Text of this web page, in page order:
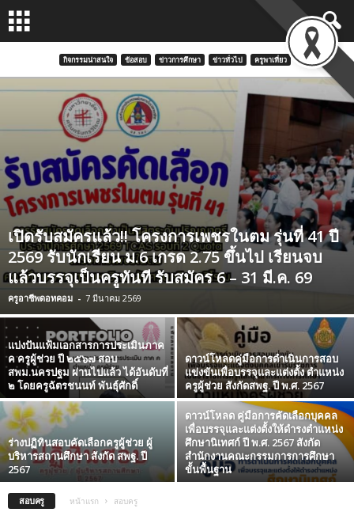
กิจกรรมน่าสนใจ ข้อสอบ ข่าวการศึกษา ข่าวทั่วไป ครูพาเที่ยว
เปิดรับสมัครแล้ว!! โครงการเพชรในตม รุ่นที่ 41 ปี
2569 รับนักเรียน ม.6 เกรด 2.75 ขึ้นไป เรียนจบ
แล้วบรรจุเป็นครูทันที รับสมัคร 6 – 31 มี.ค. 69
ครูอาชีพดอทคอม - 7 มีนาคม 2569
แบ่งปันแฟ้มเอกสารการประเมินภาค
ค ครูผู้ช่วย ปี ๒๕๖๗ สอบ
สพม.นครปฐม ผ่านไปแล้ว ได้อันดับที่
๒ โดยครูฉัตรชนนท์ พันธุ์ศักดิ์
ดาวน์โหลดคู่มือการดำเนินการสอบ
แข่งขันเพื่อบรรจุและแต่งตั้ง ตำแหน่ง
ครูผู้ช่วย สังกัดสพฐ. ปี พ.ศ. 2567
ร่างปฏิทินสอบคัดเลือกครูผู้ช่วย ผู้
บริหารสถานศึกษา สังกัด สพฐ. ปี
2567
ดาวน์โหลด คู่มือการคัดเลือกบุคคล
เพื่อบรรจุและแต่งตั้งให้ดำรงตำแหน่ง
ศึกษานิเทศก์ ปี พ.ศ. 2567 สังกัด
สำนักงานคณะกรรมการการศึกษา
ขั้นพื้นฐาน
สอบครู หน้าแรก สอบครู